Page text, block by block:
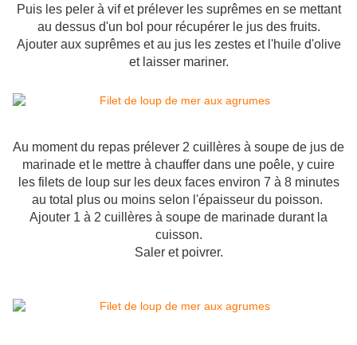
Puis les peler à vif et prélever les suprêmes en se mettant
au dessus d'un bol pour récupérer le jus des fruits.
Ajouter aux suprêmes et au jus les zestes et l'huile d'olive
et laisser mariner.
Au moment du repas prélever 2 cuillères à soupe de jus de
marinade et le mettre à chauffer dans une poêle, y cuire
les filets de loup sur les deux faces environ 7 à 8 minutes
au total plus ou moins selon l'épaisseur du poisson.
Ajouter 1 à 2 cuillères à soupe de marinade durant la
cuisson.
Saler et poivrer.